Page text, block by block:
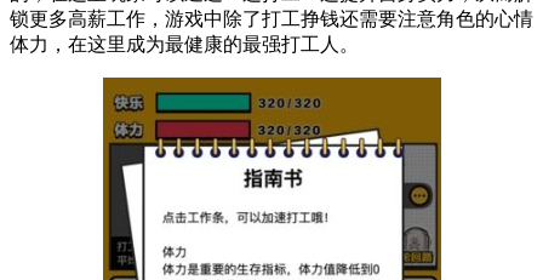
锁更多高薪工作，游戏中除了打工挣钱还需要注意角色的心情
体力，在这里成为最健康的最强打工人。